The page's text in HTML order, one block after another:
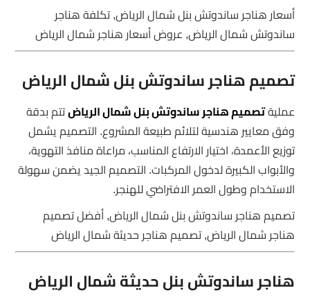
أسعار هناجر ساندوتش بنل شمال الرياض, تكلفة هناجر
ساندوتش شمال الرياض, عروض أسعار هناجر شمال الرياض
تصميم هناجر ساندوتش بنل شمال الرياض
عمليةتصميم هناجر ساندوتش بنل شمال الرياضتتم بدقة
وفق معايير هندسية لتلائم طبيعة المشروع. التصميم يشمل
توزيع الأعمدة، اختيار الارتفاع المناسب، مراعاة منافذ التهوية،
والأبواب الكبيرة لدخول المركبات. التصميم الجيد يضمن سهولة
الاستخدام وطول العمر الافتراضي للهنجر.
تصميم هناجر ساندوتش بنل شمال الرياض, أفضل تصميم
هناجر شمال الرياض, تصميم هناجر حديثة شمال الرياض
هناجر ساندوتش بنل حديثة شمال الرياض